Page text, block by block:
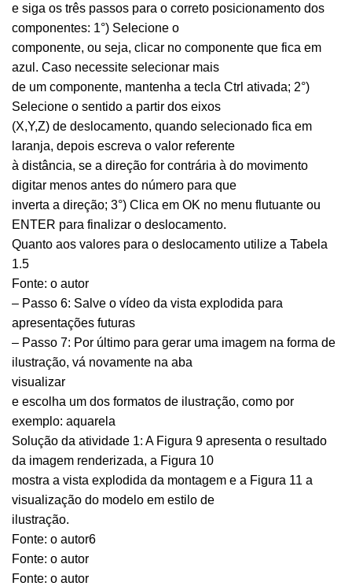
e siga os três passos para o correto posicionamento dos
componentes: 1°) Selecione o
componente, ou seja, clicar no componente que fica em
azul. Caso necessite selecionar mais
de um componente, mantenha a tecla Ctrl ativada; 2°)
Selecione o sentido a partir dos eixos
(X,Y,Z) de deslocamento, quando selecionado fica em
laranja, depois escreva o valor referente
à distância, se a direção for contrária à do movimento
digitar menos antes do número para que
inverta a direção; 3°) Clica em OK no menu flutuante ou
ENTER para finalizar o deslocamento.
Quanto aos valores para o deslocamento utilize a Tabela
1.5
Fonte: o autor
– Passo 6: Salve o vídeo da vista explodida para
apresentações futuras
– Passo 7: Por último para gerar uma imagem na forma de
ilustração, vá novamente na aba
visualizar
e escolha um dos formatos de ilustração, como por
exemplo: aquarela
Solução da atividade 1: A Figura 9 apresenta o resultado
da imagem renderizada, a Figura 10
mostra a vista explodida da montagem e a Figura 11 a
visualização do modelo em estilo de
ilustração.
Fonte: o autor6
Fonte: o autor
Fonte: o autor